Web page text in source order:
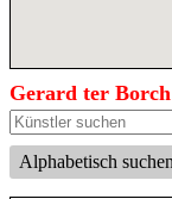
Gerard ter
Alphabetisch suchen